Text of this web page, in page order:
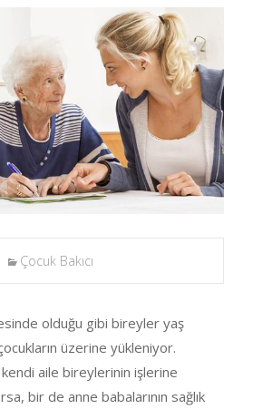
Çocuk Bakıcı
olduğu gibi bireyler yaş
üzerine yükleniyor.
kendi aile bireylerinin işlerine
bir de anne babalarının sağlık